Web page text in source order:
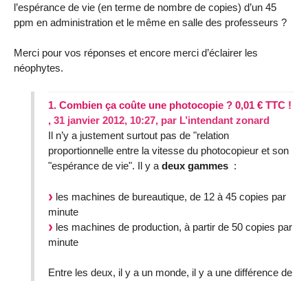
l’espérance de vie (en terme de nombre de copies) d’un 45
ppm en administration et le même en salle des professeurs ?
Merci pour vos réponses et encore merci d’éclairer les
néophytes.
1. Combien ça coûte une photocopie ? 0,01 € TTC !
, 31 janvier 2012, 10:27, par L’intendant zonard
Il n’y a justement surtout pas de "relation
proportionnelle entre la vitesse du photocopieur et son
"espérance de vie". Il y a deux gammes :
les machines de bureautique, de 12 à 45 copies par
minute
les machines de production, à partir de 50 copies par
minute
Entre les deux, il y a un monde, il y a une différence de